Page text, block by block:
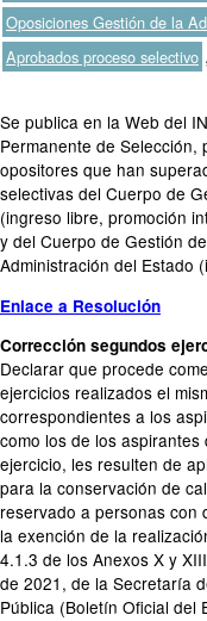
Oposiciones Gestión de la
Aprobados proceso selectivo ,
Se publica en la Web del
Permanente de
opositores que han
selectivas del Cuerpo de
(ingreso libre, promoción
y del Cuerpo de Gestión
Administración del Estado
Enlace a Resolución
Corrección segundos
Declarar que procede
ejercicios realizados el
correspondientes a los
como los de los
ejercicio, les resulten de
para la conservación de
reservado a personas con
la exención de la
4.1.3 de los Anexos X y
de 2021, de la Secretaría
Pública (Boletín Oficial del